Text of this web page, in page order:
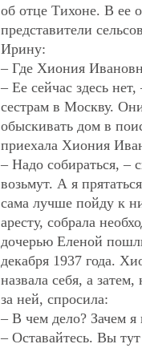
об отце Тихоне. В ее
представители
Ирину:
– Где Хиония
– Ее сейчас здесь
сестрам в Москву.
обыскивать дом в
приехала Хиония
– Надо собираться, –
возьмут. А я
сама лучше пойду к
аресту, собрала
дочерью Еленой
декабря 1937 года.
назвала себя, а
за ней, спросила:
– В чем дело? Зачем
– Оставайтесь. Вы